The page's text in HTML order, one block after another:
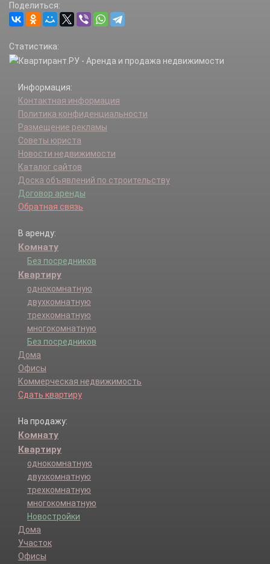
Роговское п.
Рязановское п.
Троицк г.
Филимонковское п.
Щербинка г.
Поделиться:
Статистика:
Информация:
Контактная информация
Политика конфиденциальности
Размещение рекламы
Советы юриста
Новости недвижимости
Каталог сайтов
Доска объявлений по строительству
Договор аренды
Обратная связь
В аренду:
Комнату
Без посредников
Квартиру
однокомнатную
двухкомнатную
трехкомнатную
многокомнатную
Без посредников
Дома
Офисы
Коммерческая недвижимость
Сдать квартиру
На продажу:
Комнату
Квартиру
однокомнатную
двухкомнатную
трехкомнатную
многокомнатную
Новостройки
Дома
Участок
Офисы